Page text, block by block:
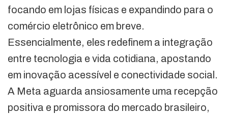
focando em lojas físicas e expandindo para o
comércio eletrônico em breve.
Essencialmente, eles redefinem a integração
entre tecnologia e vida cotidiana, apostando
em inovação acessível e conectividade social.
A Meta aguarda ansiosamente uma recepção
positiva e promissora do mercado brasileiro,